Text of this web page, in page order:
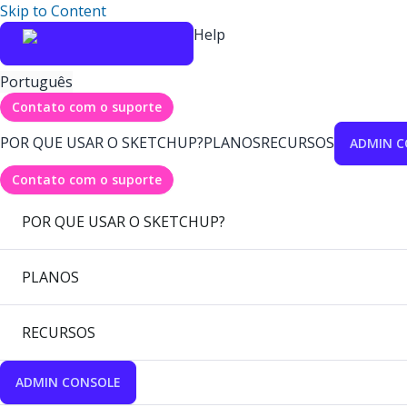
Skip to Content
Help
Português
Contato com o suporte
POR QUE USAR O SKETCHUP?PLANOSRECURSOS ADMIN
Contato com o suporte
POR QUE USAR O SKETCHUP?
PLANOS
RECURSOS
ADMIN CONSOLE